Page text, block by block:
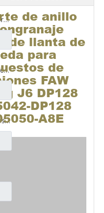
Anillo de engranaje interno del borde de la rueda para los recambios A3553541312 del camión del Benz Beiben del norte
Anillo de engranaje interno para repuestos de camiones North Benz Beiben A0303540012
Anillo de engranaje para repuestos de camiones North Benz Beiben A3553541312
de anillo
de llanta de
para
de
FAW
J6 DP128
DP128
A8E